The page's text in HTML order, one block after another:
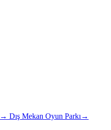
→ Dış Mekan Oyun Parkı→